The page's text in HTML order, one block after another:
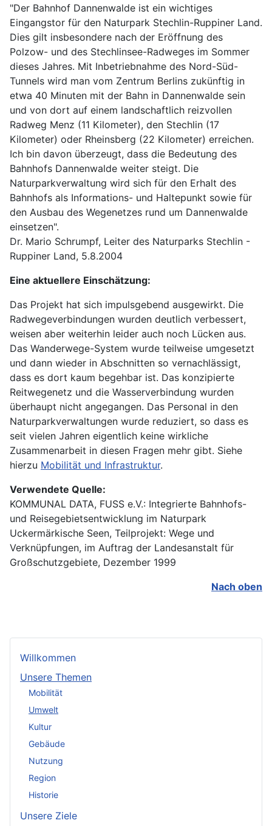
Willkommen
Unsere Themen
Mobilität
Umwelt
Kultur
Gebäude
Nutzung
Region
Historie
Unsere Ziele
"Der Bahnhof Dannenwalde ist ein wichtiges
Eingangstor für den Naturpark Stechlin-Ruppiner Land.
Dies gilt insbesondere nach der Eröffnung des
Polzow- und des Stechlinsee-Radweges im Sommer
dieses Jahres. Mit Inbetriebnahme des Nord-Süd-
Tunnels wird man vom Zentrum Berlins zukünftig in
etwa 40 Minuten mit der Bahn in Dannenwalde sein
und von dort auf einem landschaftlich reizvollen
Radweg Menz (11 Kilometer), den Stechlin (17
Kilometer) oder Rheinsberg (22 Kilometer) erreichen.
Ich bin davon überzeugt, dass die Bedeutung des
Bahnhofs Dannenwalde weiter steigt. Die
Naturparkverwaltung wird sich für den Erhalt des
Bahnhofs als Informations- und Haltepunkt sowie für
den Ausbau des Wegenetzes rund um Dannenwalde
einsetzen".
Dr. Mario Schrumpf, Leiter des Naturparks Stechlin -
Ruppiner Land, 5.8.2004
Eine aktuellere Einschätzung:
Das Projekt hat sich impulsgebend ausgewirkt. Die
Radwegeverbindungen wurden deutlich verbessert,
weisen aber weiterhin leider auch noch Lücken aus.
Das Wanderwege-System wurde teilweise umgesetzt
und dann wieder in Abschnitten so vernachlässigt,
dass es dort kaum begehbar ist. Das konzipierte
Reitwegenetz und die Wasserverbindung wurden
überhaupt nicht angegangen. Das Personal in den
Naturparkverwaltungen wurde reduziert, so dass es
seit vielen Jahren eigentlich keine wirkliche
Zusammenarbeit in diesen Fragen mehr gibt. Siehe
hierzu Mobilität und Infrastruktur.
Verwendete Quelle:
KOMMUNAL DATA, FUSS e.V.: Integrierte Bahnhofs-
und Reisegebietsentwicklung im Naturpark
Uckermärkische Seen, Teilprojekt: Wege und
Verknüpfungen, im Auftrag der Landesanstalt für
Großschutzgebiete, Dezember 1999
Nach oben